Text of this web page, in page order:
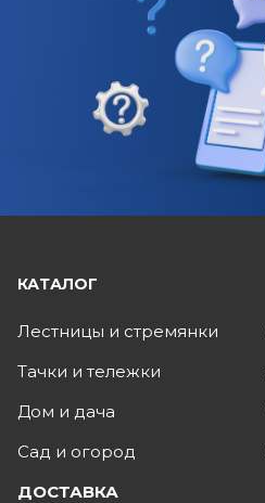
КАТАЛОГ
Лестницы и стремянки
Тачки и тележки
Дом и дача
Сад и огород
ДОСТАВКА